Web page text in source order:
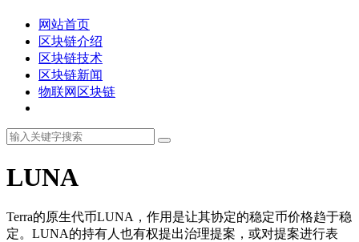
网站首页
区块链介绍
区块链技术
区块链新闻
物联网区块链
LUNA
Terra的原生代币LUNA，作用是让其协定的稳定币价格趋于稳
定。LUNA的持有人也有权提出治理提案，或对提案进行表